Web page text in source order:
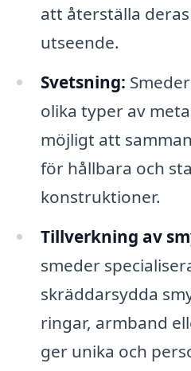
att återställa
utseende.
Svetsning:
olika typer av
möjligt att
för hållbara och
konstruktioner.
Tillverkning av
smeder
skräddarsydda
ringar, armband
ger unika och